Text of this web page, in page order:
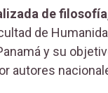
de
de
y su
autores